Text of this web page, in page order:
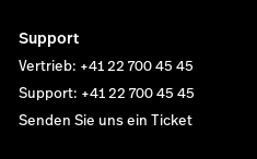
Support
Vertrieb: +41 22 700 45 45
Support: +41 22 700 45 45
Senden Sie uns ein Ticket